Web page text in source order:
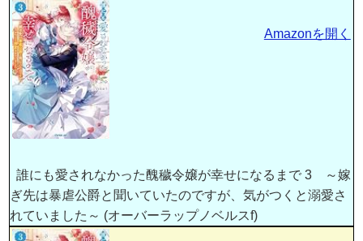
誰にも愛されなかった醜穢令嬢が幸せになるまで 3 ～嫁
ぎ先は暴虐公爵と聞いていたのですが、気がつくと溺愛さ
れていました～ (オーバーラップノベルスf)
Amazonを開く